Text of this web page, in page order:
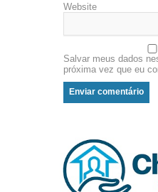
Website
Salvar meus dados
próxima vez que eu